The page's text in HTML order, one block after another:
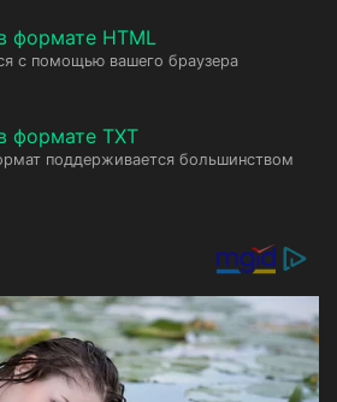
формате HTML
с помощью вашего браузера
формате TXT
поддерживается большинством